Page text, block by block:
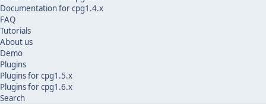
Documentation for cpg1.4.x
FAQ
Tutorials
About us
Demo
Plugins
Plugins for cpg1.5.x
Plugins for cpg1.6.x
Search